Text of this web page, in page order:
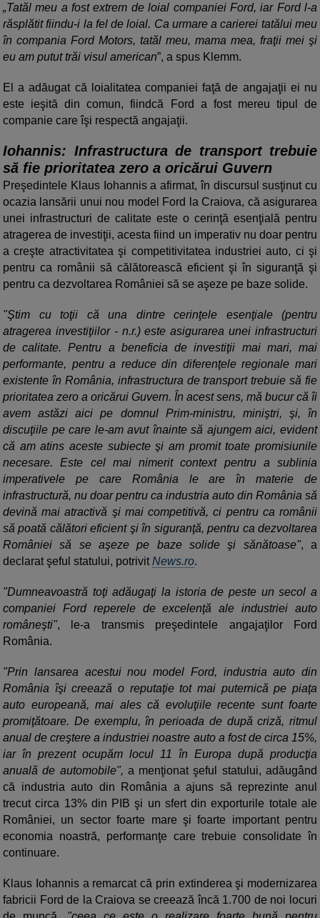
Tatăl meu a fost extrem de loial companiei Ford, iar Ford l-a
răsplătit fiindu-i la fel de loial. Ca urmare a carierei tatălui meu
în compania Ford Motors, tatăl meu, mama mea, fraţii mei şi
eu am putut trăi visul american”, a spus Klemm.
El a adăugat că loialitatea companiei faţă de angajaţii ei nu
este ieşită din comun, fiindcă Ford a fost mereu tipul de
companie care îşi respectă angajaţii.
Iohannis: Infrastructura de transport trebuie
să fie prioritatea zero a oricărui Guvern
Preşedintele Klaus Iohannis a afirmat, în discursul susţinut cu
ocazia lansării unui nou model Ford la Craiova, că asigurarea
unei infrastructuri de calitate este o cerinţă esenţială pentru
atragerea de investiţii, acesta fiind un imperativ nu doar pentru
a creşte atractivitatea şi competitivitatea industriei auto, ci şi
pentru ca românii să călătorească eficient şi în siguranţă şi
pentru ca dezvoltarea României să se aşeze pe baze solide.
"Ştim cu toţii că una dintre cerinţele esenţiale (pentru
atragerea investiţiilor - n.r.) este asigurarea unei infrastructuri
de calitate. Pentru a beneficia de investiţii mai mari, mai
performante, pentru a reduce din diferenţele regionale mari
existente în România, infrastructura de transport trebuie să fie
prioritatea zero a oricărui Guvern. În acest sens, mă bucur că îi
avem astăzi aici pe domnul Prim-ministru, miniştri, şi, în
discuţiile pe care le-am avut înainte să ajungem aici, evident
că am atins aceste subiecte şi am promit toate promisiunile
necesare. Este cel mai nimerit context pentru a sublinia
imperativele pe care România le are în materie de
infrastructură, nu doar pentru ca industria auto din România să
devină mai atractivă şi mai competitivă, ci pentru ca românii
să poată călători eficient şi în siguranţă, pentru ca dezvoltarea
României să se aşeze pe baze solide şi sănătoase", a
declarat şeful statului, potrivitNews.ro.
"Dumneavoastră toţi adăugaţi la istoria de peste un secol a
companiei Ford reperele de excelenţă ale industriei auto
româneşti", le-a transmis preşedintele angajaţilor Ford
România.
"Prin lansarea acestui nou model Ford, industria auto din
România îşi creează o reputaţie tot mai puternică pe piaţa
auto europeană, mai ales că evoluţiile recente sunt foarte
promiţătoare. De exemplu, în perioada de după criză, ritmul
anual de creştere a industriei noastre auto a fost de circa 15%,
iar în prezent ocupăm locul 11 în Europa după producţia
anuală de automobile", a menţionat şeful statului, adăugând
că industria auto din România a ajuns să reprezinte anul
trecut circa 13% din PIB şi un sfert din exporturile totale ale
României, un sector foarte mare şi foarte important pentru
economia noastră, performanţe care trebuie consolidate în
continuare.
Klaus Iohannis a remarcat că prin extinderea şi modernizarea
fabricii Ford de la Craiova se creează încă 1.700 de noi locuri